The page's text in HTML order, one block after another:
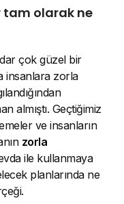
tam olarak ne
çok güzel bir
insanlara zorla
almıştı. Geçtiğimiz
ve insanların
zorla
ile kullanmaya
planlarında ne